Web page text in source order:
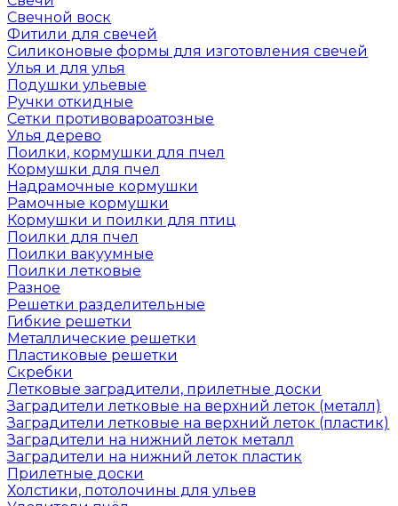
Свечной воск
Фитили для свечей
Силиконовые формы для изготовления свечей
Улья и для улья
Подушки ульевые
Ручки откидные
Сетки противовароатозные
Улья дерево
Поилки, кормушки для пчел
Кормушки для пчел
Надрамочные кормушки
Рамочные кормушки
Кормушки и поилки для птиц
Поилки для пчел
Поилки вакуумные
Поилки летковые
Разное
Решетки разделительные
Гибкие решетки
Металлические решетки
Пластиковые решетки
Скребки
Летковые заградители, прилетные доски
Заградители летковые на верхний леток (металл)
Заградители летковые на верхний леток (пластик)
Заградители на нижний леток металл
Заградители на нижний леток пластик
Прилетные доски
Холстики, потолочины для ульев